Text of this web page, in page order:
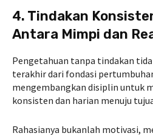
4. Tindakan
Antara Mimpi dan
Pengetahuan tanpa tindakan
terakhir dari fondasi
mengembangkan disiplin untuk
konsisten dan harian menuju
Rahasianya bukanlah motivasi,